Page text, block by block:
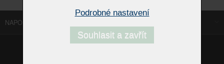
NAPOSLEDY NAVŠTÍVENÉ ODKAZY
©Homestyle.cz2026
Podrobné nastavení
Souhlasit a zavřít